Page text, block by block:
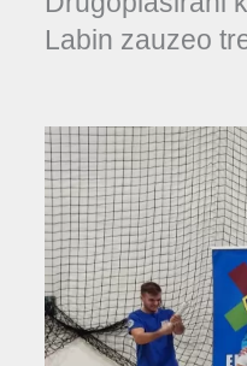
Labin zauzeo